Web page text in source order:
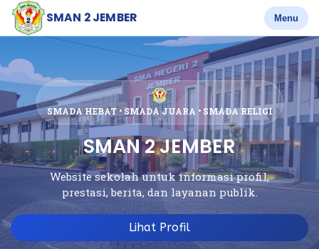
SMAN 2 JEMBER Menu
SMADA HEBAT • SMADA JUARA • SMADA RELIGI
SMAN 2 JEMBER
Website sekolah untuk informasi profil,
prestasi, berita, dan layanan publik.
Lihat Profil